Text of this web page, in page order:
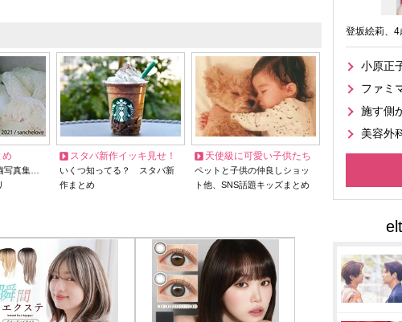
め
写真集…
スタバ新作イッキ見せ！
いくつ知ってる？ スタバ新
作まとめ
天使級に可愛い子供たち
ペットと子供の仲良しショッ
ト他、SNS話題キッズまとめ
登坂絵莉、
小原正
ファミ
施す側
美容外